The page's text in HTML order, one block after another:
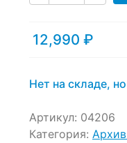
12,990 ₽
Нет на складе,
Артикул: 04206
Категория: